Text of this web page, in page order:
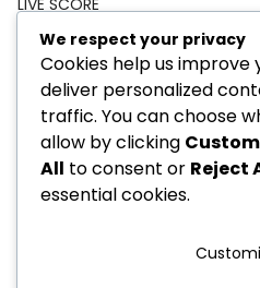
LIVE SCORE
Pedoman Media Siber
PREDIKSI BOLA
Privacy Policy
STATISTIK PEMAIN
TEBAK SKOR
We respect your privacy
Cookies help us improve
deliver personalized
traffic. You can choose
allow by clicking
All to consent or Reject
essential cookies.